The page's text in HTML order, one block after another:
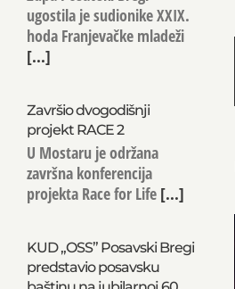
ugostila je sudionike XXIX.
hoda Franjevačke mladeži
[...]
Završio dvogodišnji
projekt RACE 2
U Mostaru je održana
završna konferencija
projekta Race for Life[...]
KUD „OSS” Posavski Bregi
predstavio posavsku